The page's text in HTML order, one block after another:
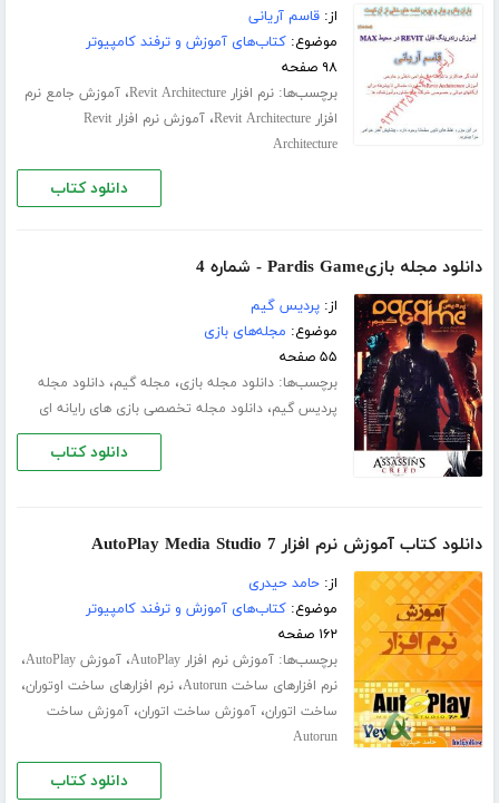
از:قاسم آریانی
موضوع:کتاب‌های آموزش و ترفند کامپیوتر
۹۸ صفحه
برچسب‌ها:نرم افزار Revit Architecture ،آموزش جامع نرم
افزار Revit Architecture
،
آموزش نرم افزار Revit
Architecture
دانلود کتاب
دانلود مجله بازیPardis Game - شماره 4
از:پردیس گیم
موضوع: مجله‌های بازی
۵۵ صفحه
برچسب‌ها:دانلود مجله بازی، مجله گیم،دانلود مجله
پردیس گیم،دانلود مجله تخصصی بازی های رایانه ای
دانلود کتاب
دانلود کتاب آموزش نرم افزار AutoPlay Media Studio 7
از:حامد حیدری
موضوع:کتاب‌های آموزش و ترفند کامپیوتر
۱۶۲ صفحه
برچسب‌ها:آموزش نرم افزار AutoPlay ،آموزش AutoPlay ،
نرم افزارهای ساخت Autorun ،نرم افزارهای ساخت اوتوران،
ساخت اتوران،آموزش ساخت اتوران،آموزش ساخت
Autorun
دانلود کتاب